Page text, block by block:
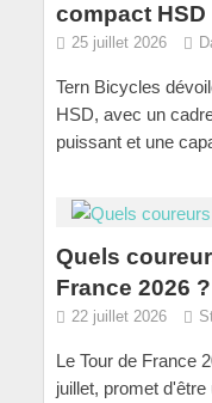
compact HSD
25 juillet 2026
Tern Bicycles
HSD, avec un
puissant et une
Quels
France 2026 ?
22 juillet 2026
Le Tour de France
juillet, promet